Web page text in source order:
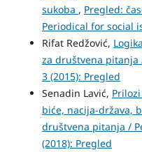
sukoba , Pregled:
Periodical for social
Rifat Redžović,
za društvena pitanja
3 (2015): Pregled
Senadin Lavić,
biće, nacija-država,
društvena pitanja /
(2018): Pregled